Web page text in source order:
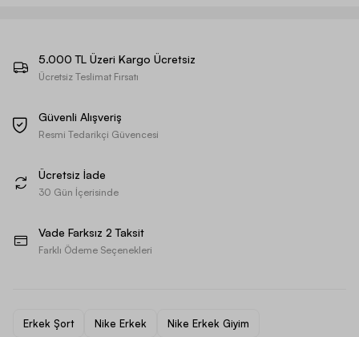
5.000 TL Üzeri Kargo Ücretsiz
Ücretsiz Teslimat Fırsatı
Güvenli Alışveriş
Resmi Tedarikçi Güvencesi
Ücretsiz İade
30 Gün İçerisinde
Vade Farksız 2 Taksit
Farklı Ödeme Seçenekleri
Erkek Şort Nike Erkek Nike Erkek Giyim